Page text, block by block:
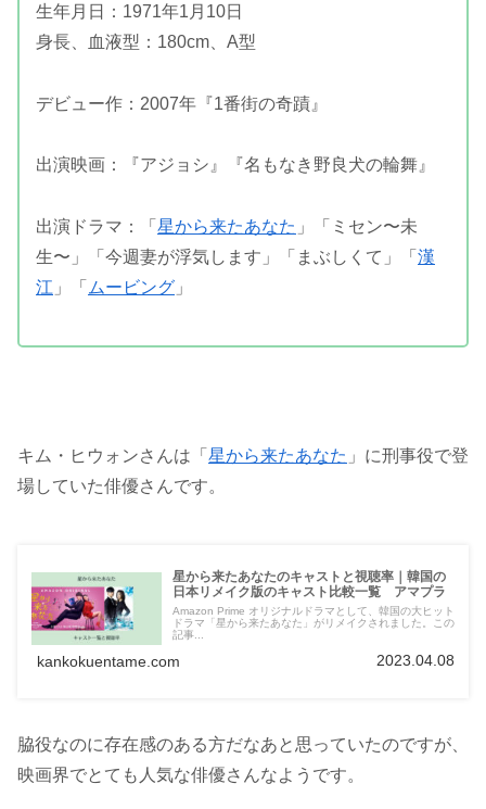
生年月日：1971年1月10日
身長、血液型：180cm、A型
デビュー作：2007年『1番街の奇蹟』
出演映画：『アジョシ』『名もなき野良犬の輪舞』
出演ドラマ：「 星から来たあなた 」「ミセン〜未
生〜」「今週妻が浮気します」「まぶしくて」「 漢
江 」「 ムービング 」
キム・ヒウォンさんは「 星から来たあなた 」に刑事役で登
場していた俳優さんです。
星から来たあなたのキャストと視聴率｜韓国の
日本リメイク版のキャスト比較一覧 アマプラ
Amazon Prime オリジナルドラマとして、韓国の大ヒット
ドラマ「星から来たあなた」がリメイクされました。この
記事...
kankokuentame.com 2023.04.08
脇役なのに存在感のある方だなあと思っていたのですが、
映画界でとても人気な俳優さんなようです。